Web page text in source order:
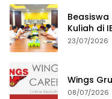
Kuliah di
23/07/2026
Wings
08/07/2026